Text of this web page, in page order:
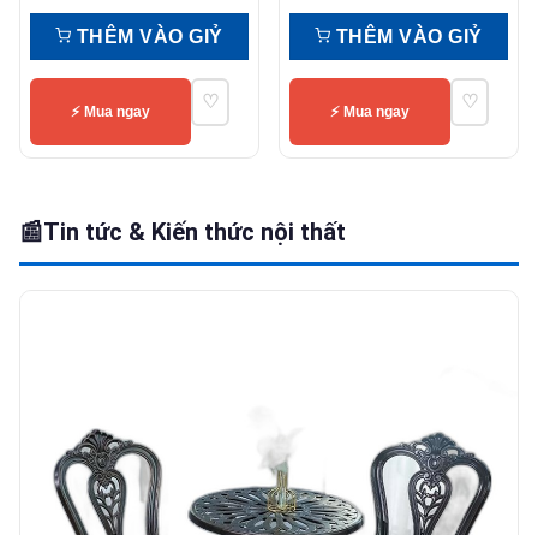
THÊM VÀO GIỶ
⚡ Mua ngay ♡
THÊM VÀO GIỶ
⚡ Mua ngay ♡
📰Tin tức & Kiến thức nội thất